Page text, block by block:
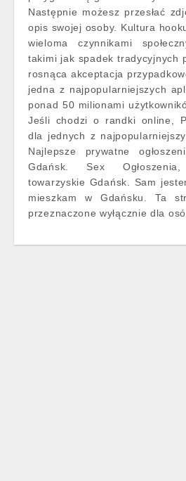
Następnie możesz przesłać
opis swojej osoby. Kultura
wieloma czynnikami
takimi jak spadek tradycyjnych
rosnąca akceptacja
jedna z najpopularniejszych
ponad 50 milionami
Jeśli chodzi o randki online,
dla jednych z
Najlepsze prywatne
Gdańsk. Sex
towarzyskie Gdańsk. Sam
mieszkam w Gdańsku. Ta
przeznaczone wyłącznie dla